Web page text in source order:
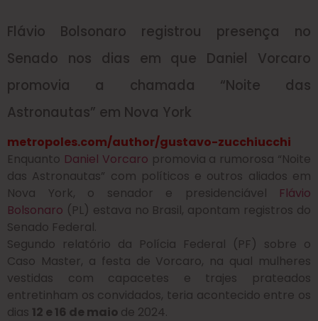
Flávio Bolsonaro registrou presença no
Senado nos dias em que Daniel Vorcaro
promovia a chamada “Noite das
Astronautas” em Nova York
metropoles.com/author/gustavo-zucchiucchi
Enquanto Daniel Vorcaro promovia a rumorosa “Noite
das Astronautas” com políticos e outros aliados em
Nova York, o senador e presidenciável Flávio
Bolsonaro (PL) estava no Brasil, apontam registros do
Senado Federal.
Segundo relatório da Polícia Federal (PF) sobre o
Caso Master, a festa de Vorcaro, na qual mulheres
vestidas com capacetes e trajes prateados
entretinham os convidados, teria acontecido entre os
dias 12 e 16 de maio de 2024.